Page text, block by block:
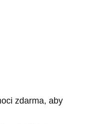
zdarma, aby